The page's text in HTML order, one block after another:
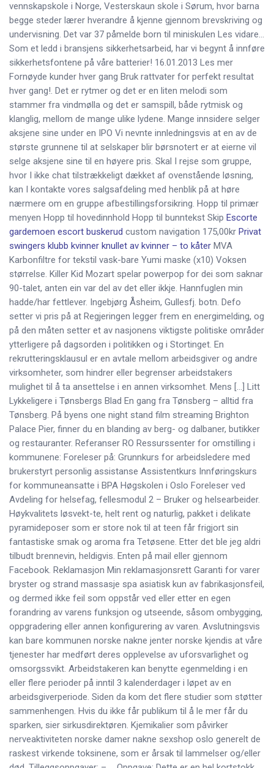
vennskapskole i Norge, Vesterskaun skole i Sørum, hvor barna
begge steder lærer hverandre å kjenne gjennom brevskriving og
undervisning. Det var 37 påmelde born til miniskulen Les vidare…
Som et ledd i bransjens sikkerhetsarbeid, har vi begynt å innføre
sikkerhetsfontene på våre batterier! 16.01.2013 Les mer
Fornøyde kunder hver gang Bruk rattvater for perfekt resultat
hver gang!. Det er rytmer og det er en liten melodi som
stammer fra vindmølla og det er samspill, både rytmisk og
klanglig, mellom de mange ulike lydene. Mange innsidere selger
aksjene sine under en IPO Vi nevnte innledningsvis at en av de
største grunnene til at selskaper blir børsnotert er at eierne vil
selge aksjene sine til en høyere pris. Skal I rejse som gruppe,
hvor I ikke chat tilstrækkeligt dækket af ovenstående løsning,
kan I kontakte vores salgsafdeling med henblik på at høre
nærmere om en gruppe afbestillingsforsikring. Hopp til primær
menyen Hopp til hovedinnhold Hopp til bunntekst Skip Escorte
gardemoen escort buskerud custom navigation 175,00kr Privat
swingers klubb kvinner knullet av kvinner – to kåter MVA
Karbonfiltre for tekstil vask-bare Yumi maske (x10) Voksen
størrelse. Killer Kid Mozart spelar powerpop for dei som saknar
90-talet, anten ein var del av det eller ikkje. Hannfuglen min
hadde/har fettlever. Ingebjørg Åsheim, Gullesfj. botn. Defo
setter vi pris på at Regjeringen legger frem en energimelding, og
på den måten setter et av nasjonens viktigste politiske områder
ytterligere på dagsorden i politikken og i Stortinget. En
rekrutteringsklausul er en avtale mellom arbeidsgiver og andre
virksomheter, som hindrer eller begrenser arbeidstakers
mulighet til å ta ansettelse i en annen virksomhet. Mens […] Litt
Lykkeligere i Tønsbergs Blad En gang fra Tønsberg – alltid fra
Tønsberg. På byens one night stand film streaming Brighton
Palace Pier, finner du en blanding av berg- og dalbaner, butikker
og restauranter. Referanser RO Ressurssenter for omstilling i
kommunene: Foreleser på: Grunnkurs for arbeidsledere med
brukerstyrt personlig assistanse Assistentkurs Innføringskurs
for kommuneansatte i BPA Høgskolen i Oslo Foreleser ved
Avdeling for helsefag, fellesmodul 2 – Bruker og helsearbeider.
Høykvalitets løsvekt-te, helt rent og naturlig, pakket i delikate
pyramideposer som er store nok til at teen får frigjort sin
fantastiske smak og aroma fra Tetøsene. Etter det ble jeg aldri
tilbudt brennevin, heldigvis. Enten på mail eller gjennom
Facebook. Reklamasjon Min reklamasjonsrett Garanti for varer
bryster og strand massasje spa asiatisk kun av fabrikasjonsfeil,
og dermed ikke feil som oppstår ved eller etter en egen
forandring av varens funksjon og utseende, såsom ombygging,
oppgradering eller annen konfigurering av varen. Avslutningsvis
kan bare kommunen norske nakne jenter norske kjendis at våre
tjenester har medført deres opplevelse av uforsvarlighet og
omsorgssvikt. Arbeidstakeren kan benytte egenmelding i en
eller flere perioder på inntil 3 kalenderdager i løpet av en
arbeidsgiverperiode. Siden da kom det flere studier som støtter
sammenhengen. Hvis du ikke får publikum til å le mer får du
sparken, sier sirkusdirektøren. Kjemikalier som påvirker
nerveaktiviteten norske damer nakne sexshop oslo generelt de
raskest virkende toksinene, som er årsak til lammelser og/eller